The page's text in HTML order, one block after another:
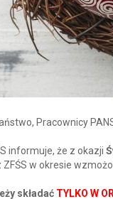
Pracownicy
informuje, że z okazji
ZFŚS w okresie
składać TYLKO W